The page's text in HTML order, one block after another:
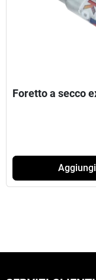
Foretto a secco